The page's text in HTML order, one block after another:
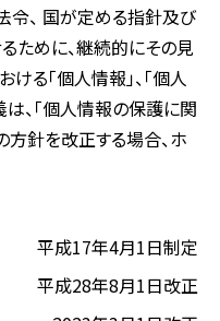
令、 国が定める指針及び
ために、継続的にその見
る「個人情報」、「個人
は、「個人情報の保護に関
方針を改正する場合、ホ
平成17年4月1日制定
平成28年8月1日改正